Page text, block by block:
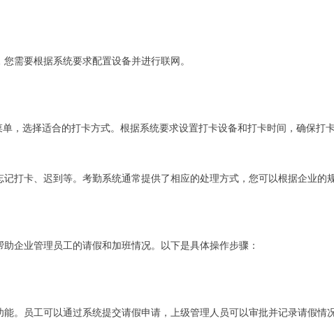
需要根据系统要求配置设备并进行联网。
，选择适合的打卡方式。根据系统要求设置打卡设备和打卡时间，确保打
打卡、迟到等。考勤系统通常提供了相应的处理方式，您可以根据企业的
企业管理员工的请假和加班情况。以下是具体操作步骤：
。员工可以通过系统提交请假申请，上级管理人员可以审批并记录请假情